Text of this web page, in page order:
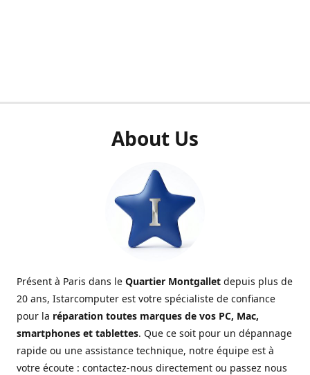
About Us
Présent à Paris dans le Quartier Montgallet depuis plus de
20 ans, Istarcomputer est votre spécialiste de confiance
pour la réparation toutes marques de vos PC, Mac,
smartphones et tablettes. Que ce soit pour un dépannage
rapide ou une assistance technique, notre équipe est à
votre écoute : contactez-nous directement ou passez nous